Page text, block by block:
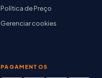
Política de Preço
Gerenciar cookies
PAGAMENTOS